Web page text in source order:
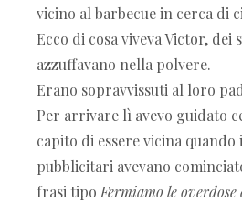
vicino al barbecue in cerca di
Ecco di cosa viveva Victor, dei
azzuffavano nella polvere.
Erano sopravvissuti al loro
Per arrivare lì avevo guidato
capito di essere vicina
pubblicitari avevano
frasi tipo Fermiamo le